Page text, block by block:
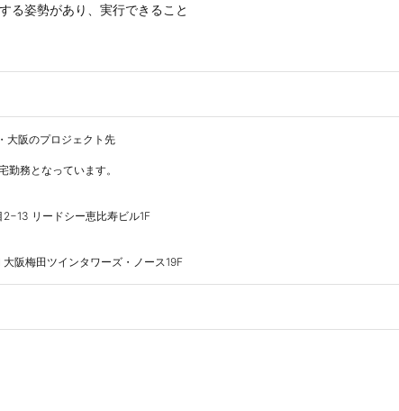
る姿勢があり、実行できること
大阪のプロジェクト先
勤務となっています。
リードシー恵比寿ビル1F
阪梅田ツインタワーズ・ノース19F